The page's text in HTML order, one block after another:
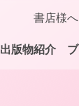
書店様へ
出版物紹介